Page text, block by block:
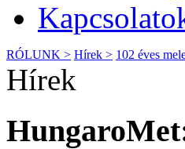
RÓLUNK > Hírek > 102 éves
Hírek